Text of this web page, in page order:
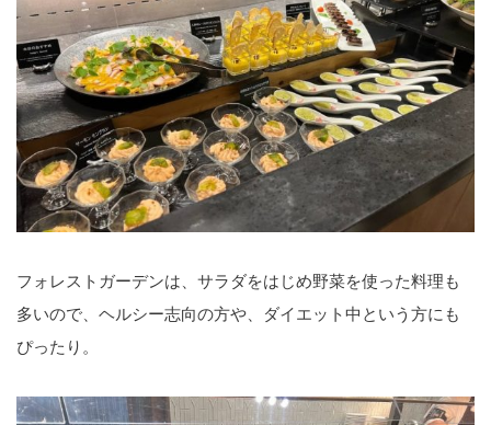
フォレストガーデンは、サラダをはじめ野菜を使った料理も
多いので、ヘルシー志向の方や、ダイエット中という方にも
ぴったり。